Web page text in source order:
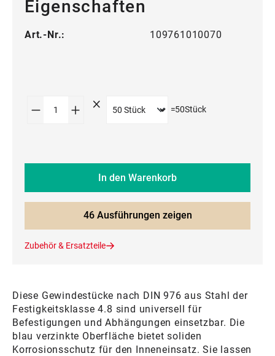
Eigenschaften
Art.-Nr.: 109761010070
Produkt Anzahl: Gib den gewünschten
=50Stück
In den Warenkorb
46 Ausführungen zeigen
Zubehör & Ersatzteile
Diese Gewindestücke nach DIN 976 aus Stahl der
Festigkeitsklasse 4.8 sind universell für
Befestigungen und Abhängungen einsetzbar. Die
blau verzinkte Oberfläche bietet soliden
Korrosionsschutz für den Inneneinsatz. Sie lassen